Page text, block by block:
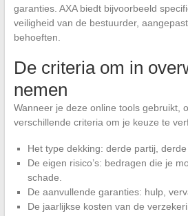
garanties. AXA biedt bijvoorbeeld
veiligheid van de bestuurder,
behoeften.
De criteria om in
nemen
Wanneer je deze online tools gebruikt,
verschillende criteria om je keuze te
Het type dekking: derde partij,
De eigen risico’s: bedragen die je
schade.
De aanvullende garanties: hulp,
De jaarlijkse kosten van de